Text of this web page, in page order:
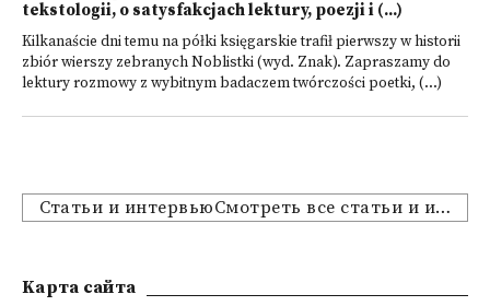
tekstologii, o satysfakcjach lektury, poezji i (...)
Kilkanaście dni temu na półki księgarskie trafił pierwszy w historii
zbiór wierszy zebranych Noblistki (wyd. Znak). Zapraszamy do
lektury rozmowy z wybitnym badaczem twórczości poetki, (...)
Статьи и интервьюСмотреть все статьи и интервью
Kарта сайта